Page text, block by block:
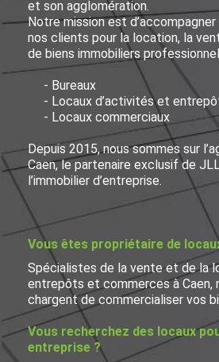
et son agglomération.
Notre mission est
nos clients pour la location, la
de biens immobiliers
- Bureaux
- Locaux d’activités et
- Locaux commerciaux
Depuis 2015, nous sommes sur
Caen, le partenaire exclusif de
l’immobilier d’entreprise.
Vous êtes propriétaire de
Spécialistes de la vente et de la
entrepôts et commerces à Caen,
chargent de commercialiser vos
Vous recherchez des locaux
entreprise ?